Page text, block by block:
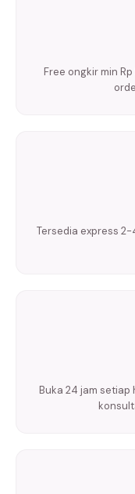
Free ongkir min
Tersedia express
Buka 24 jam